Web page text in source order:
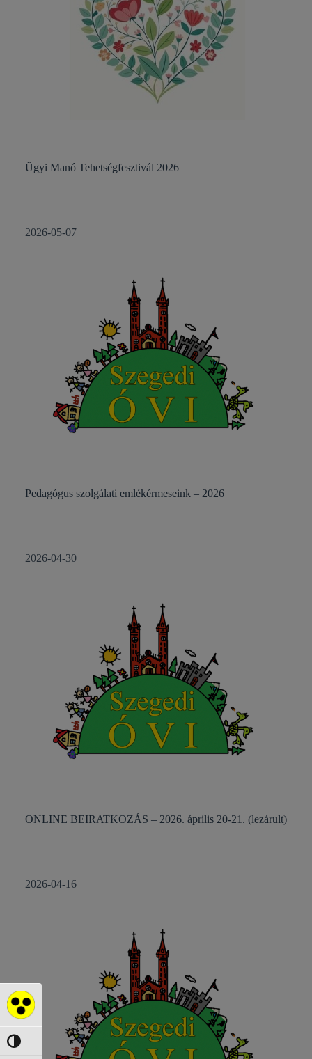
Akadálymentes mód
Nagy kontraszt váltása
Ügyi Manó Tehetségfesztivál 2026
2026-05-07
Pedagógus szolgálati emlékérmeseink – 2026
2026-04-30
ONLINE BEIRATKOZÁS – 2026. április 20-21. (lezárult)
2026-04-16